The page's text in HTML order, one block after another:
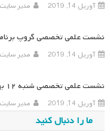
آوریل 14, 2019 مدیر سایت
نشست علمی تخصصی گروپ
آوریل 14, 2019 مدیر سایت
نشست علمی تخصصی شنبه ۱۲ بهمن ماه
آوریل 14, 2019 مدیر سایت
ما را دنبال کنید